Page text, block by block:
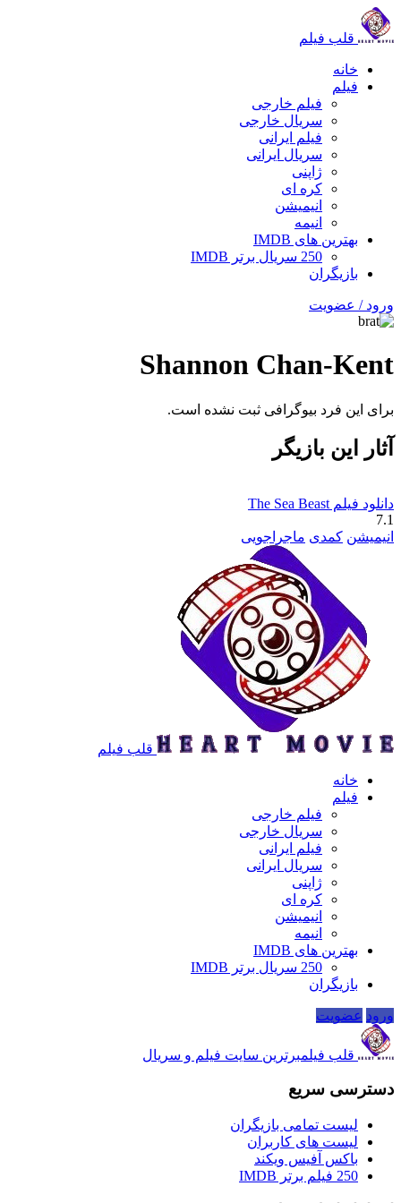
قلب فیلم
خانه
فیلم
فیلم خارجی
سریال خارجی
فیلم ایرانی
سریال ایرانی
ژاپنی
کره ای
انیمیشن
انیمه
بهترین های IMDB
250 سریال برتر IMDB
بازیگران
ورود / عضویت
Shannon Chan-Kent
برای این فرد بیوگرافی ثبت نشده است.
آثار این بازیگر
دانلود فیلم The Sea Beast
7.1
انیمیشن کمدی ماجراجویی
قلب فیلم
خانه
فیلم
فیلم خارجی
سریال خارجی
فیلم ایرانی
سریال ایرانی
ژاپنی
کره ای
انیمیشن
انیمه
بهترین های IMDB
250 سریال برتر IMDB
بازیگران
ورود عضویت
قلب فیلمبرترین سایت فیلم و سریال
دسترسی سریع
لیست تمامی بازیگران
لیست های کاربران
باکس آفیس ویکند
250 فیلم برتر IMDB